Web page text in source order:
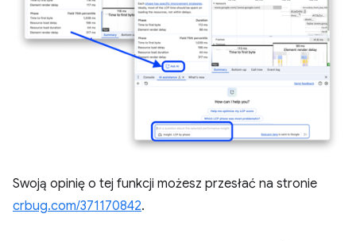
Swoją opinię o tej funkcji możesz przesłać na stronie
crbug.com/371170842.